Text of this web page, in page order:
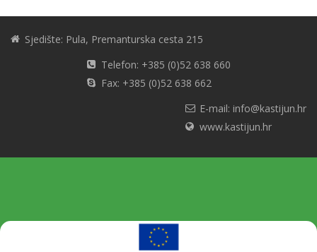
Sjedište: Pula, Premanturska cesta 215
Telefon: +385 (0)52 638 660
Fax: +385 (0)52 638 662
E-mail: info@kastijun.hr
www.kastijun.hr